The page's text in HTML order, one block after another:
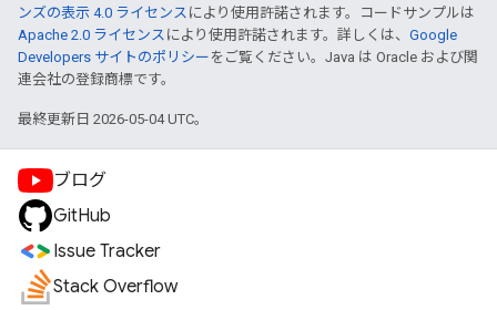
ンズの表示 4.0 ライセンス により使用許諾されます。コードサンプルは
Apache 2.0 ライセンス により使用許諾されます。詳しくは、 Google
Developers サイトのポリシー をご覧ください。Java は Oracle および関
連会社の登録商標です。
最終更新日 2026-05-04 UTC。
ブログ
GitHub
Issue Tracker
Stack Overflow